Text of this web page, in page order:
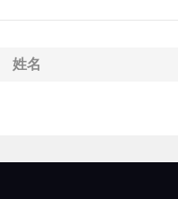
姓名